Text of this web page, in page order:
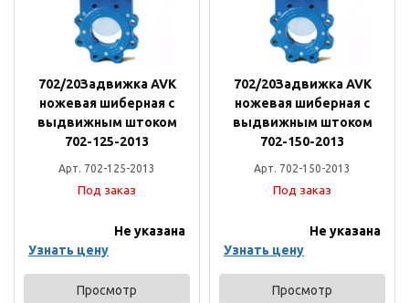
702/20Задвижка AVK
ножевая шиберная с
выдвижным штоком
702-125-2013
Арт. 702-125-2013
Под заказ
Не указана
Узнать цену
Просмотр
702/20Задвижка AVK
ножевая шиберная с
выдвижным штоком
702-150-2013
Арт. 702-150-2013
Под заказ
Не указана
Узнать цену
Просмотр